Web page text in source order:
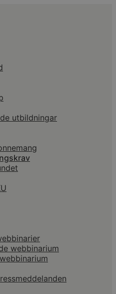
utbildningar
webbinarium